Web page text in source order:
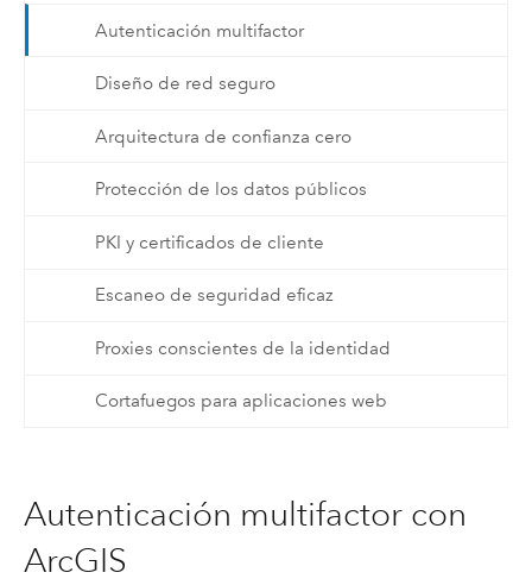
Autenticación multifactor
Diseño de red seguro
Arquitectura de confianza cero
Protección de los datos públicos
PKI y certificados de cliente
Escaneo de seguridad eficaz
Proxies conscientes de la identidad
Cortafuegos para aplicaciones web
Autenticación multifactor con
ArcGIS